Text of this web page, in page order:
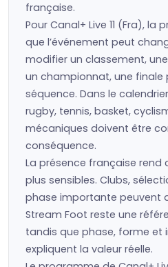
française.
Pour Canal+ Live 11 (Fra), la
que l’événement peut
modifier un classement,
un championnat, une finale
séquence. Dans le
rugby, tennis, basket,
mécaniques doivent être
conséquence.
La présence française rend
plus sensibles. Clubs,
phase importante peuvent
Stream Foot reste une
tandis que phase, forme
expliquent la valeur réelle.